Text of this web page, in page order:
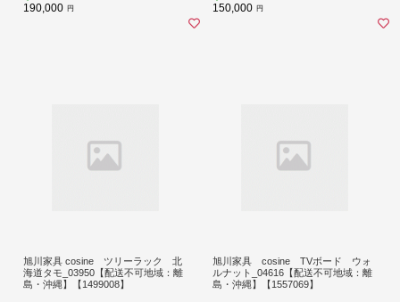
190,000 円 150,000 円
旭川家具 cosine ツリーラック 北
海道タモ_03950【配送不可地域：離
島・沖縄】【1499008】
旭川家具 cosine TVボード ウォ
ルナット_04616【配送不可地域：離
島・沖縄】【1557069】